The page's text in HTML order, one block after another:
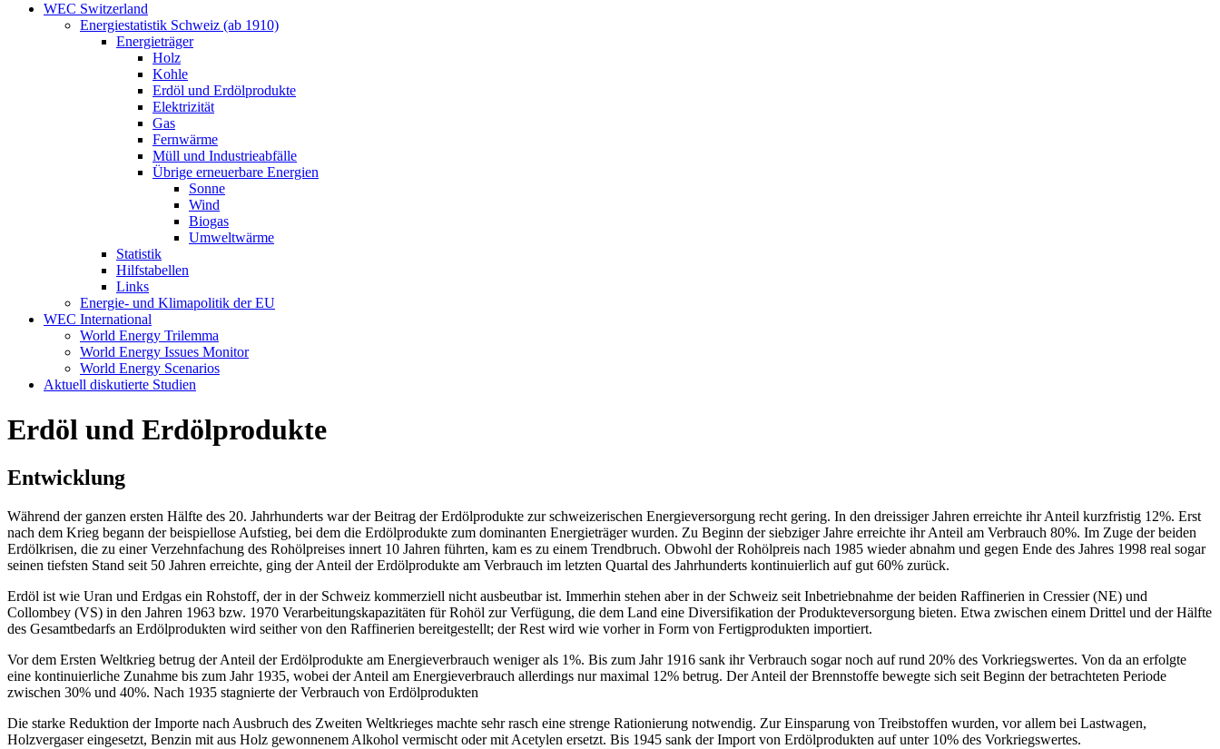
WEC Switzerland
Energiestatistik Schweiz (ab 1910)
Energieträger
Holz
Kohle
Erdöl und Erdölprodukte
Elektrizität
Gas
Fernwärme
Müll und Industrieabfälle
Übrige erneuerbare Energien
Sonne
Wind
Biogas
Umweltwärme
Statistik
Hilfstabellen
Links
Energie- und Klimapolitik der EU
WEC International
World Energy Trilemma
World Energy Issues Monitor
World Energy Scenarios
Aktuell diskutierte Studien
Erdöl und Erdölprodukte
Entwicklung
Während der ganzen ersten Hälfte des 20. Jahrhunderts war der Beitrag der Erdölprodukte zur schweizerischen Energieversorgung recht gering. In den dreissiger Jahren erreichte ihr Anteil kurzfristig 12%. Erst
nach dem Krieg begann der beispiellose Aufstieg, bei dem die Erdölprodukte zum dominanten Energieträger wurden. Zu Beginn der siebziger Jahre erreichte ihr Anteil am Verbrauch 80%. Im Zuge der beiden
Erdölkrisen, die zu einer Verzehnfachung des Rohölpreises innert 10 Jahren führten, kam es zu einem Trendbruch. Obwohl der Rohölpreis nach 1985 wieder abnahm und gegen Ende des Jahres 1998 real sogar
seinen tiefsten Stand seit 50 Jahren erreichte, ging der Anteil der Erdölprodukte am Verbrauch im letzten Quartal des Jahrhunderts kontinuierlich auf gut 60% zurück.
Erdöl ist wie Uran und Erdgas ein Rohstoff, der in der Schweiz kommerziell nicht ausbeutbar ist. Immerhin stehen aber in der Schweiz seit Inbetriebnahme der beiden Raffinerien in Cressier (NE) und
Collombey (VS) in den Jahren 1963 bzw. 1970 Verarbeitungskapazitäten für Rohöl zur Verfügung, die dem Land eine Diversifikation der Produkteversorgung bieten. Etwa zwischen einem Drittel und der Hälfte
des Gesamtbedarfs an Erdölprodukten wird seither von den Raffinerien bereitgestellt; der Rest wird wie vorher in Form von Fertigprodukten importiert.
Vor dem Ersten Weltkrieg betrug der Anteil der Erdölprodukte am Energieverbrauch weniger als 1%. Bis zum Jahr 1916 sank ihr Verbrauch sogar noch auf rund 20% des Vorkriegswertes. Von da an erfolgte
eine kontinuierliche Zunahme bis zum Jahr 1935, wobei der Anteil am Energieverbrauch allerdings nur maximal 12% betrug. Der Anteil der Brennstoffe bewegte sich seit Beginn der betrachteten Periode
zwischen 30% und 40%. Nach 1935 stagnierte der Verbrauch von Erdölprodukten
Die starke Reduktion der Importe nach Ausbruch des Zweiten Weltkrieges machte sehr rasch eine strenge Rationierung notwendig. Zur Einsparung von Treibstoffen wurden, vor allem bei Lastwagen,
Holzvergaser eingesetzt, Benzin mit aus Holz gewonnenem Alkohol vermischt oder mit Acetylen ersetzt. Bis 1945 sank der Import von Erdölprodukten auf unter 10% des Vorkriegswertes.